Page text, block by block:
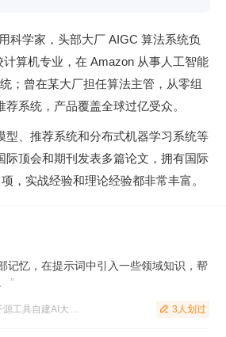
科学家，头部大厂 AIGC 算法系统负
算机专业，在 Amazon 从事人工智能
；曾在某大厂担任算法主管，从零组
系统，产品覆盖全球过亿受众。
型、推荐系统和分布式机器学习系统等
际顶会和期刊发表多篇论文，拥有国际
，实战经验和理论经验都非常丰富。
记忆，在提示词中引入一些领域知识，帮
”
 3人划过